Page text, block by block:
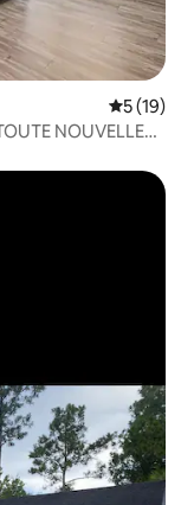
Note
5 (19)
NOUVELLE